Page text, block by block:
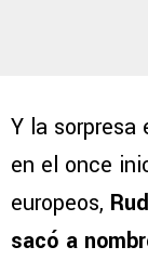
Y la sorpresa
en el once
europeos,
sacó a